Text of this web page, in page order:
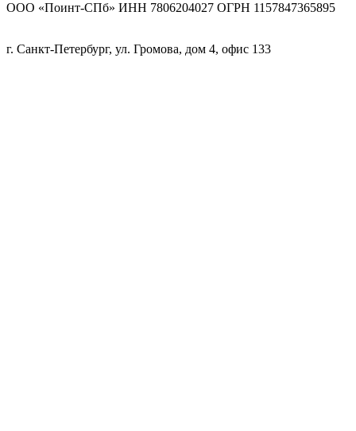
ООО «Поинт-СПб» ИНН 7806204027 ОГРН 1157847365895
г. Санкт-Петербург, ул. Громова, дом 4, офис 133